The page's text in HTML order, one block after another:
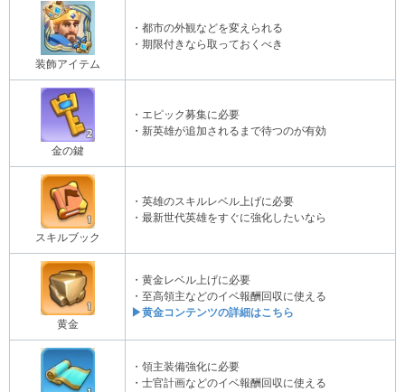
装飾アイテム
・都市の外観などを変えられる
・期限付きなら取っておくべき
金の鍵
・エピック募集に必要
・新英雄が追加されるまで待つのが有効
スキルブック
・英雄のスキルレベル上げに必要
・最新世代英雄をすぐに強化したいなら
黄金
・黄金レベル上げに必要
・至高領主などのイベ報酬回収に使える
▶黄金コンテンツの詳細はこちら
・領主装備強化に必要
・士官計画などのイベ報酬回収に使える